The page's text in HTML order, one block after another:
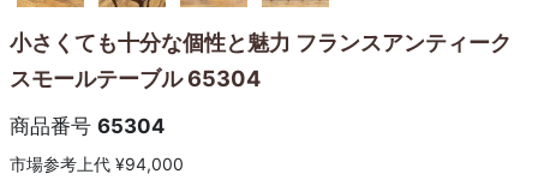
小さくても十分な個性と魅力 フランスアンティーク
スモールテーブル 65304
商品番号 65304
市場参考上代 ¥94,000